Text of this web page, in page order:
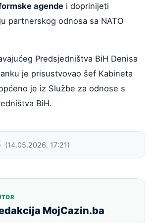
agende i doprinijeti
partnerskog odnosa sa NATO
Predsjedništva BiH Denisa
je prisustvovao šef Kabineta
je iz Službe za odnose s
BiH.
(14.05.2026. 17:21)
MojCazin.ba